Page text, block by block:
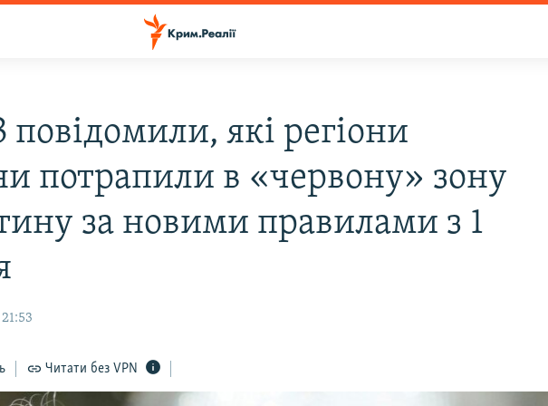
які регіони
потрапили в «червону» зону
за новими правилами з 1
Читати без VPN